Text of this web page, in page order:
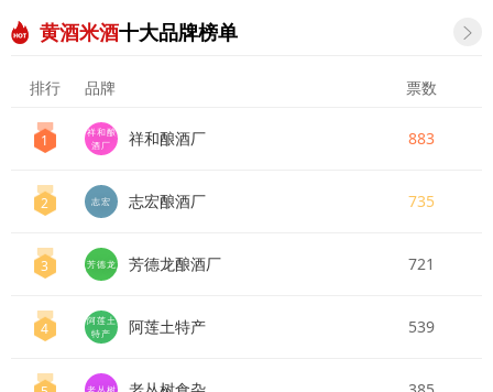
黄酒米酒十大品牌榜单 
排行 品牌 票数
1
祥和酿
酒厂
祥和酿酒厂 883
2 志宏 志宏酿酒厂 735
3 芳德龙 芳德龙酿酒厂 721
4
阿莲土
特产
阿莲土特产 539